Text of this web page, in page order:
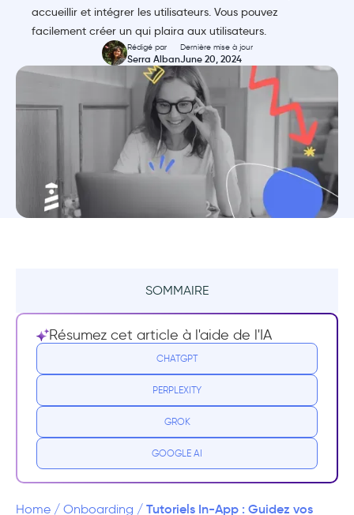
accueillir et intégrer les utilisateurs. Vous pouvez
facilement créer un qui plaira aux utilisateurs.
Rédigé par
Serra Alban
Dernière mise à jour
June 20, 2024
SOMMAIRE
En quoi consiste un tutoriel in-app ?
Pourquoi ai-je besoin d'un tutoriel in-app
?
2- Augmenter la fidélisation des clients
Résumez cet article à l'aide de l'IA
CHATGPT
PERPLEXITY
GROK
GOOGLE AI
Home / Onboarding / Tutoriels In-App : Guidez vos